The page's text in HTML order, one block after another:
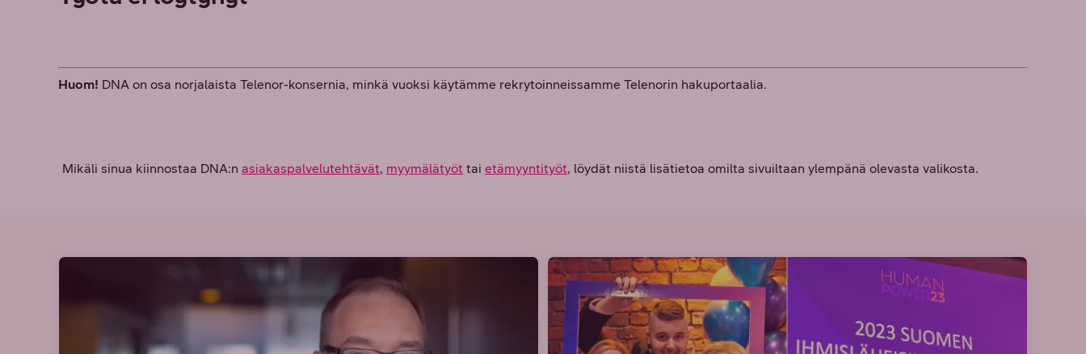
Huom! DNA on osa norjalaista Telenor-konsernia, minkä vuoksi käytämme rekrytoinneissamme Telenorin hakuportaalia.
Mikäli sinua kiinnostaa DNA:n asiakaspalvelutehtävät, myymälätyöt tai etämyyntityöt, löydät niistä lisätietoa omilta sivuiltaan ylempänä olevasta valikosta.